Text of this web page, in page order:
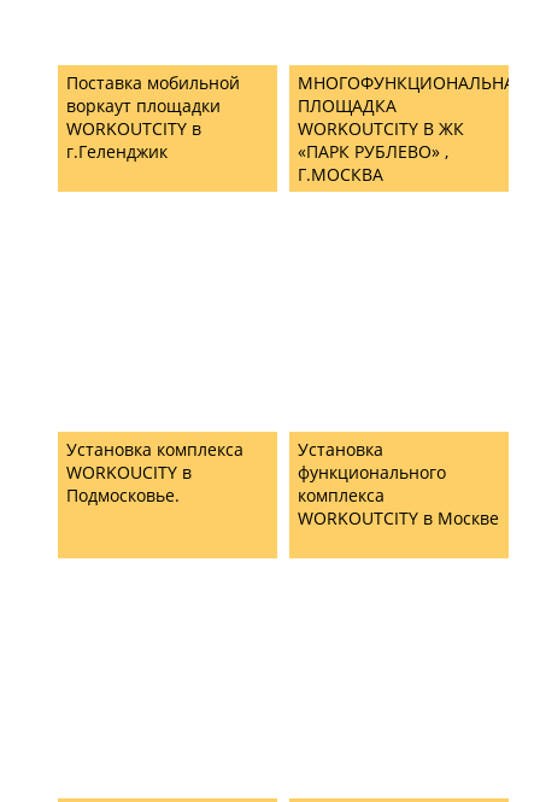
Поставка мобильной
воркаут площадки
WORKOUTCITY в
г.Геленджик
МНОГОФУНКЦИОНАЛЬНАЯ
ПЛОЩАДКА
WORKOUTCITY В ЖК
«ПАРК РУБЛЕВО» ,
Г.МОСКВА
Установка комплекса
WORKOUCITY в
Подмосковье.
Установка
функционального
комплекса
WORKOUTCITY в Москве